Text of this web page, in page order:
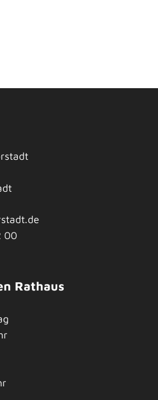
00
Rathaus